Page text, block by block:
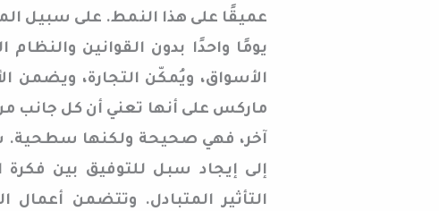
عميقًا على هذا النمط. على سبيل
يومًا واحدًا بدون القوانين
الأسواق، ويُمكّن التجارة، ويضمن
ماركس على أنها تعني أن كل جانب
آخر، فهي صحيحة ولكنها سطحية.
إلى إيجاد سبل للتوفيق بين فكرة
التأثير المتبادل. وتتضمن أعمال